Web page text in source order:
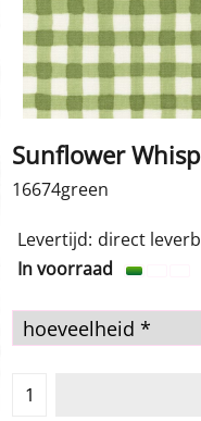
Sunflower
16674green
€ 1.00 incl BTW
Levertijd: direct